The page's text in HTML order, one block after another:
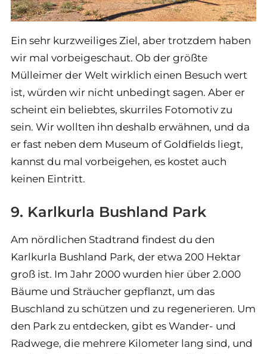
Ein sehr kurzweiliges Ziel, aber trotzdem haben
wir mal vorbeigeschaut. Ob der größte
Mülleimer der Welt wirklich einen Besuch wert
ist, würden wir nicht unbedingt sagen. Aber er
scheint ein beliebtes, skurriles Fotomotiv zu
sein. Wir wollten ihn deshalb erwähnen, und da
er fast neben dem Museum of Goldfields liegt,
kannst du mal vorbeigehen, es kostet auch
keinen Eintritt.
9. Karlkurla Bushland Park
Am nördlichen Stadtrand findest du den
Karlkurla Bushland Park, der etwa 200 Hektar
groß ist. Im Jahr 2000 wurden hier über 2.000
Bäume und Sträucher gepflanzt, um das
Buschland zu schützen und zu regenerieren. Um
den Park zu entdecken, gibt es Wander- und
Radwege, die mehrere Kilometer lang sind, und